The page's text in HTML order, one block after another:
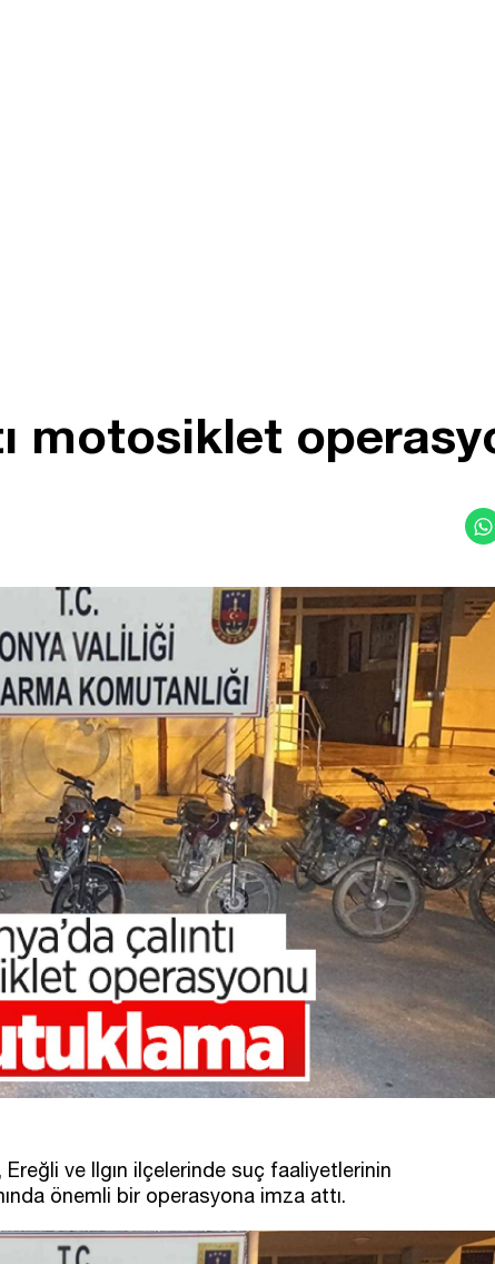
motosiklet
ve Ilgın ilçelerinde suç faaliyetlerinin
önemli bir operasyona imza attı.